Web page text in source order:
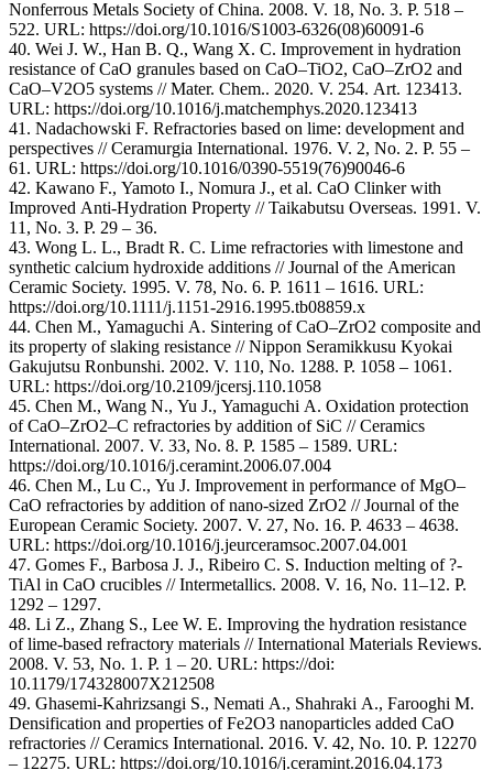
Nonferrous Metals Society of China. 2008. V. 18, No. 3. P. 518 –
522. URL: https://doi.org/10.1016/S1003-6326(08)60091-6
40. Wei J. W., Han B. Q., Wang X. C. Improvement in hydration
resistance of CaO granules based on CaO–TiO2, CaO–ZrO2 and
CaO–V2O5 systems // Mater. Chem.. 2020. V. 254. Art. 123413.
URL: https://doi.org/10.1016/j.matchemphys.2020.123413
41. Nadachowski F. Refractories based on lime: development and
perspectives // Ceramurgia International. 1976. V. 2, No. 2. P. 55 –
61. URL: https://doi.org/10.1016/0390-5519(76)90046-6
42. Kawano F., Yamoto I., Nomura J., et al. CaO Clinker with
Improved Anti-Hydration Property // Taikabutsu Overseas. 1991. V.
11, No. 3. P. 29 – 36.
43. Wong L. L., Bradt R. C. Lime refractories with limestone and
synthetic calcium hydroxide additions // Journal of the American
Ceramic Society. 1995. V. 78, No. 6. P. 1611 – 1616. URL:
https://doi.org/10.1111/j.1151-2916.1995.tb08859.x
44. Chen M., Yamaguchi A. Sintering of CaO–ZrO2 composite and
its property of slaking resistance // Nippon Seramikkusu Kyokai
Gakujutsu Ronbunshi. 2002. V. 110, No. 1288. P. 1058 – 1061.
URL: https://doi.org/10.2109/jcersj.110.1058
45. Chen M., Wang N., Yu J., Yamaguchi A. Oxidation protection
of CaO–ZrO2–C refractories by addition of SiC // Ceramics
International. 2007. V. 33, No. 8. P. 1585 – 1589. URL:
https://doi.org/10.1016/j.ceramint.2006.07.004
46. Chen M., Lu C., Yu J. Improvement in performance of MgO–
CaO refractories by addition of nano-sized ZrO2 // Journal of the
European Ceramic Society. 2007. V. 27, No. 16. P. 4633 – 4638.
URL: https://doi.org/10.1016/j.jeurceramsoc.2007.04.001
47. Gomes F., Barbosa J. J., Ribeiro C. S. Induction melting of ?-
TiAl in CaO crucibles // Intermetallics. 2008. V. 16, No. 11–12. P.
1292 – 1297.
48. Li Z., Zhang S., Lee W. E. Improving the hydration resistance
of lime-based refractory materials // International Materials Reviews.
2008. V. 53, No. 1. P. 1 – 20. URL: https://doi:
10.1179/174328007X212508
49. Ghasemi-Kahrizsangi S., Nemati A., Shahraki A., Farooghi M.
Densification and properties of Fe2O3 nanoparticles added CaO
refractories // Ceramics International. 2016. V. 42, No. 10. P. 12270
– 12275. URL: https://doi.org/10.1016/j.ceramint.2016.04.173